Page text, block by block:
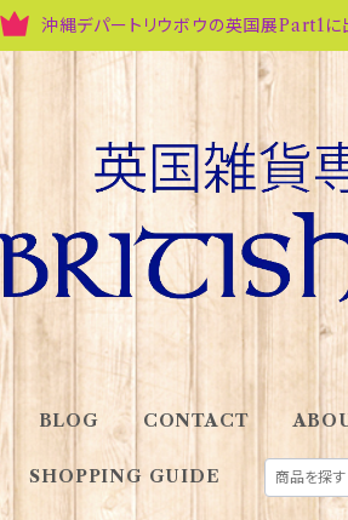
沖縄デパートリウボウの英国展Part1
BLOG CONTACT
SHOPPING GUIDE